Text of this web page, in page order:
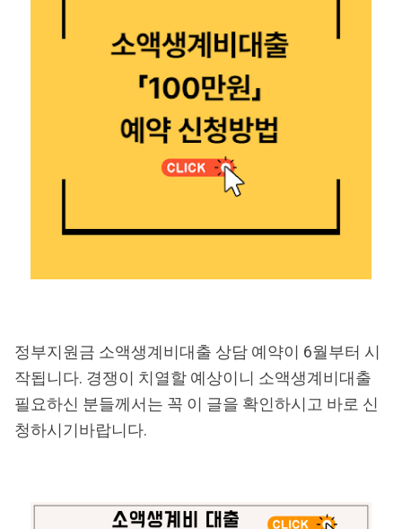
정부지원금 소액생계비대출 상담 예약이 6월부터 시
작됩니다. 경쟁이 치열할 예상이니 소액생계비대출
필요하신 분들께서는 꼭 이 글을 확인하시고 바로 신
청하시기바랍니다.